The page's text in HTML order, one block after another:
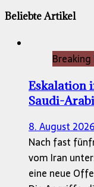
Beliebte Artikel
Breaking
Eskalation
Saudi-
8. August
Nach fast
vom Iran
eine neue